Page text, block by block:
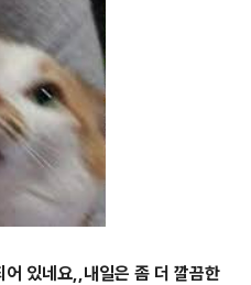
있네요,,내일은 좀 더 깔끔한